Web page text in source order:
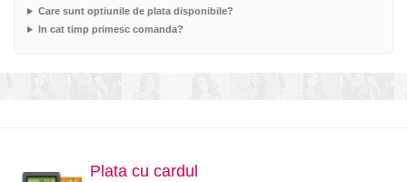
Care sunt optiunile de plata disponibile?
In cat timp primesc comanda?
Plata cu cardul